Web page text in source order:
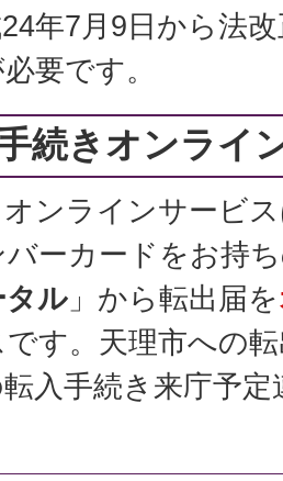
24年7月9日から法
要です。
続きオンライ
ンラインサービ
ーカードをお持
タル 」から転出届を
す。天理市への
入手続き来庁予